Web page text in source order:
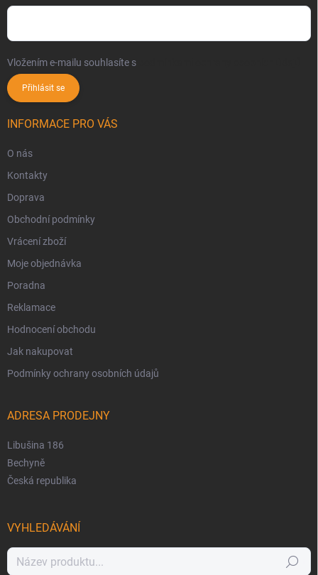
Vložením e-mailu souhlasíte s
Přihlásit se
INFORMACE PRO VÁS
O nás
Kontakty
Doprava
Obchodní podmínky
Vrácení zboží
Moje objednávka
Poradna
Reklamace
Hodnocení obchodu
Jak nakupovat
Podmínky ochrany osobních údajů
ADRESA PRODEJNY
Libušina 186
Bechyně
Česká republika
VYHLEDÁVÁNÍ
Hledat